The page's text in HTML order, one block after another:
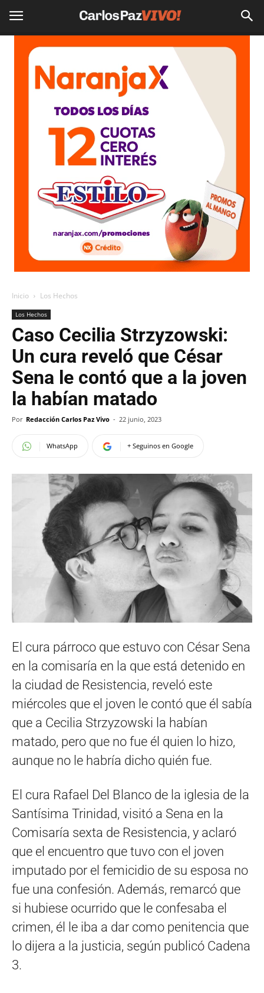
Inicio Los Hechos
Los Hechos
Caso Cecilia Strzyzowski:
Un cura reveló que César
Sena le contó que a la joven
la habían matado
Por Redacción Carlos Paz Vivo - 22 junio, 2023
WhatsApp + Seguinos en Google
El cura párroco que estuvo con César Sena
en la comisaría en la que está detenido en
la ciudad de Resistencia, reveló este
miércoles que el joven le contó que él sabía
que a Cecilia Strzyzowski la habían
matado, pero que no fue él quien lo hizo,
aunque no le habría dicho quién fue.
El cura Rafael Del Blanco de la iglesia de la
Santísima Trinidad, visitó a Sena en la
Comisaría sexta de Resistencia, y aclaró
que el encuentro que tuvo con el joven
imputado por el femicidio de su esposa no
fue una confesión. Además, remarcó que
si hubiese ocurrido que le confesaba el
crimen, él le iba a dar como penitencia que
lo dijera a la justicia, según publicó Cadena
3.